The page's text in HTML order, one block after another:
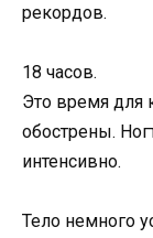
рекордов.
18 часов.
Это время для
обострены.
интенсивно.
Тело немного